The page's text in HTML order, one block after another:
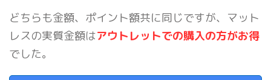
どちらも金額、ポイント額共に同じですが、マット
レスの実質金額はアウトレットでの購入の方がお得
でした。